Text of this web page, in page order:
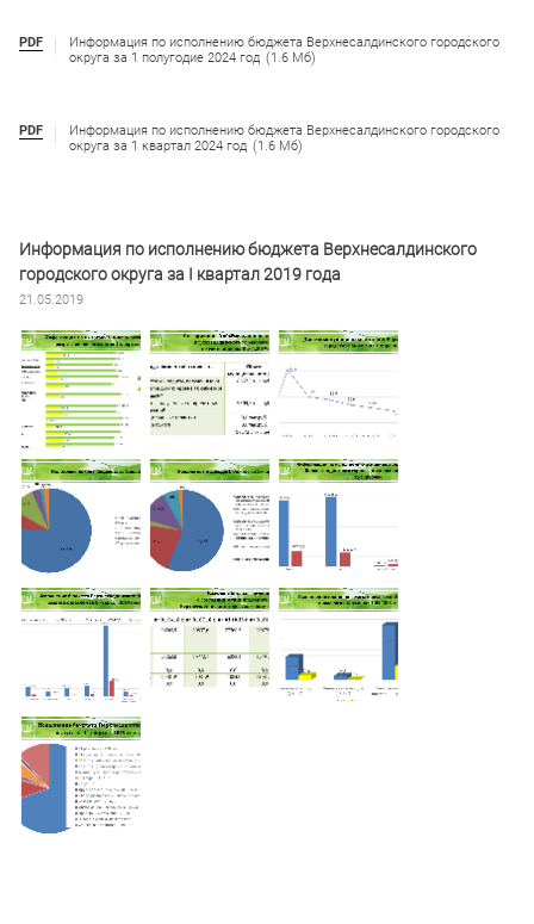
PDF
Информация по исполнению бюджета Верхнесалдинского городского
округа за 1 полугодие 2024 год (1.6 Мб)
PDF
Информация по исполнению бюджета Верхнесалдинского городского
округа за 1 квартал 2024 год (1.6 Мб)
Информация по исполнению бюджета Верхнесалдинского
городского округа за I квартал 2019 года
21.05.2019